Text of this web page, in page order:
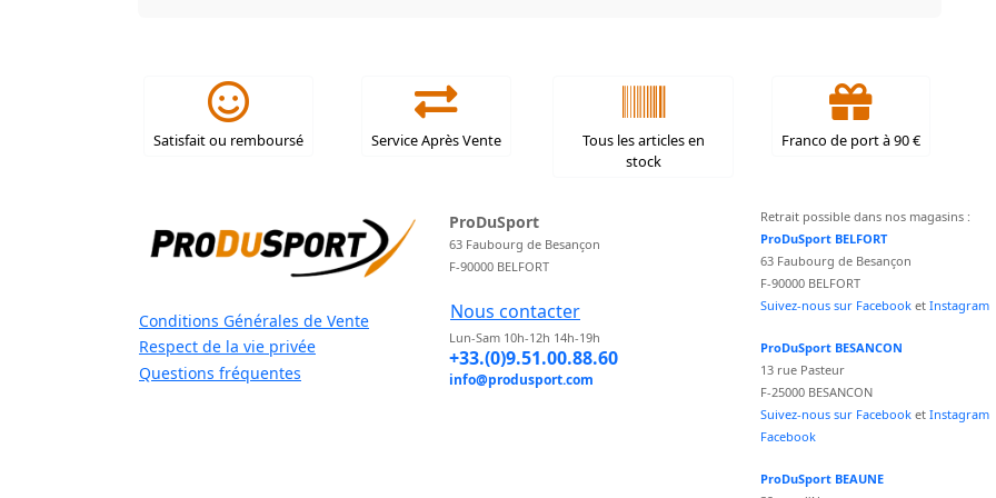
Satisfait ou remboursé Service Après Vente
Tous les articles en
stock
Franco de port à 90 €
Conditions Générales de Vente
Respect de la vie privée
Questions fréquentes
ProDuSport
63 Faubourg de Besançon
F-90000 BELFORT
Nous contacter
Lun-Sam 10h-12h 14h-19h
+33.(0)9.51.00.88.60
info@produsport.com
Retrait possible dans nos magasins :
ProDuSport BELFORT
63 Faubourg de Besançon
F-90000 BELFORT
Suivez-nous sur Facebook et Instagram
ProDuSport BESANCON
13 rue Pasteur
F-25000 BESANCON
Suivez-nous sur Facebook et Instagram
Facebook
ProDuSport BEAUNE